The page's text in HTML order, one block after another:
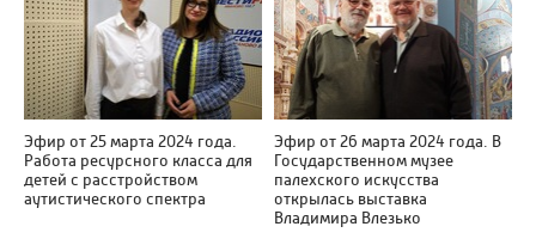
Эфир от 25 марта 2024 года.
Работа ресурсного класса для
детей с расстройством
аутистического спектра
Эфир от 26 марта 2024 года. В
Государственном музее
палехского искусства
открылась выставка
Владимира Влезько